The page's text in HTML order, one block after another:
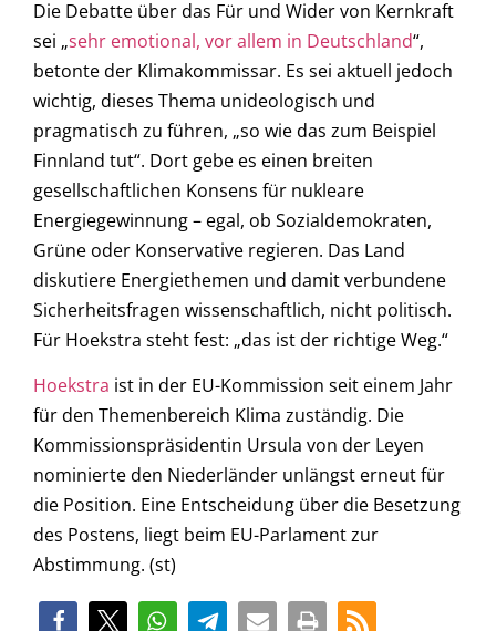
Die Debatte über das Für und Wider von Kernkraft
sei „sehr emotional, vor allem in Deutschland“,
betonte der Klimakommissar. Es sei aktuell jedoch
wichtig, dieses Thema unideologisch und
pragmatisch zu führen, „so wie das zum Beispiel
Finnland tut“. Dort gebe es einen breiten
gesellschaftlichen Konsens für nukleare
Energiegewinnung – egal, ob Sozialdemokraten,
Grüne oder Konservative regieren. Das Land
diskutiere Energiethemen und damit verbundene
Sicherheitsfragen wissenschaftlich, nicht politisch.
Für Hoekstra steht fest: „das ist der richtige Weg.“
Hoekstra ist in der EU-Kommission seit einem Jahr
für den Themenbereich Klima zuständig. Die
Kommissionspräsidentin Ursula von der Leyen
nominierte den Niederländer unlängst erneut für
die Position. Eine Entscheidung über die Besetzung
des Postens, liegt beim EU-Parlament zur
Abstimmung. (st)